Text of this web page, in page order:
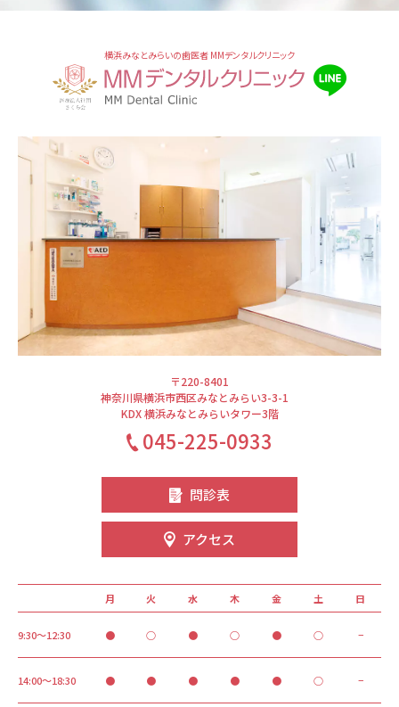
横浜みなとみらいの歯医者 MMデンタルクリニック
〒220-8401
神奈川県横浜市西区みなとみらい3-3-1
KDX 横浜みなとみらいタワー3階
045-225-0933
問診表
アクセス
月 火 水 木 金 土 日
9:30～12:30 ● ○ ● ○ ● ○ −
14:00～18:30 ● ● ● ● ● ○ −